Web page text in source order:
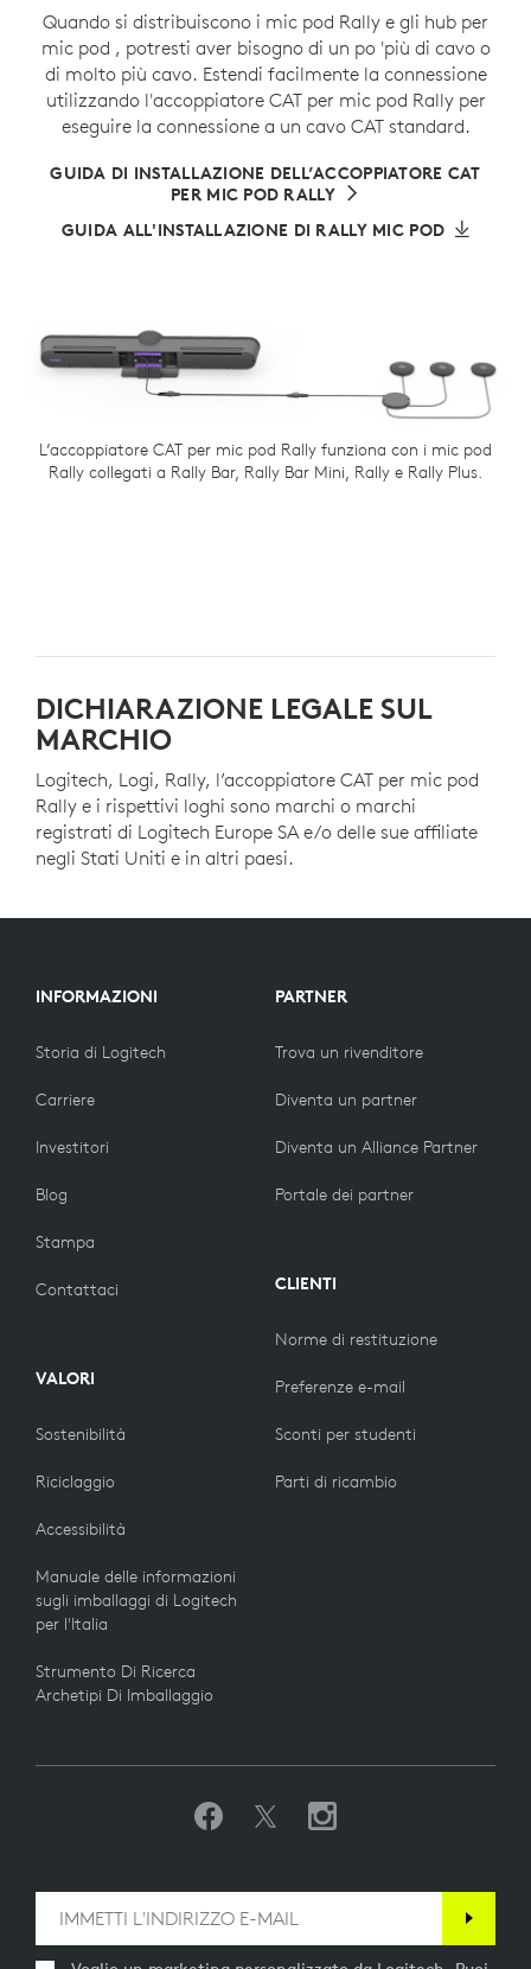
Quando si distribuiscono i mic pod Rally e gli hub per
mic pod , potresti aver bisogno di un po 'più di cavo o
di molto più cavo. Estendi facilmente la connessione
utilizzando l'accoppiatore CAT per mic pod Rally per
eseguire la connessione a un cavo CAT standard.
GUIDA DI INSTALLAZIONE DELL’ACCOPPIATORE CAT
PER MIC POD RALLY
GUIDA ALL'INSTALLAZIONE DI RALLY MIC POD
L’accoppiatore CAT per mic pod Rally funziona con i mic pod
Rally collegati a Rally Bar, Rally Bar Mini, Rally e Rally Plus.
DICHIARAZIONE LEGALE SUL
MARCHIO
Logitech, Logi, Rally, l’accoppiatore CAT per mic pod
Rally e i rispettivi loghi sono marchi o marchi
registrati di Logitech Europe SA e/o delle sue affiliate
negli Stati Uniti e in altri paesi.
INFORMAZIONI
Storia di Logitech
Carriere
Investitori
Blog
Stampa
Contattaci
VALORI
Sostenibilità
Riciclaggio
Accessibilità
Manuale delle informazioni
sugli imballaggi di Logitech
per l'Italia
Strumento Di Ricerca
Archetipi Di Imballaggio
PARTNER
Trova un rivenditore
Diventa un partner
Diventa un Alliance Partner
Portale dei partner
CLIENTI
Norme di restituzione
Preferenze e-mail
Sconti per studenti
Parti di ricambio